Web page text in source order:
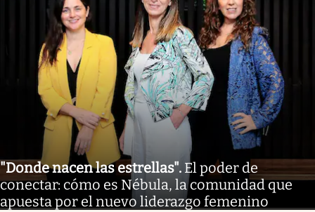
"Donde nacen las estrellas". El poder de
conectar: cómo es Nébula, la comunidad que
apuesta por el nuevo liderazgo femenino